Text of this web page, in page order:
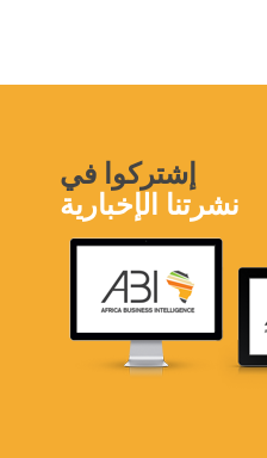
إشتركوا في
نشرتنا الإخبارية